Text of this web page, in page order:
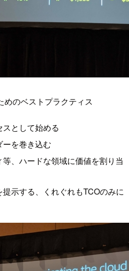
めのベストプラクティス
として始める
を巻き込む
、ハードな領域に価値を割り当
示する、くれぐれもTCOのみに